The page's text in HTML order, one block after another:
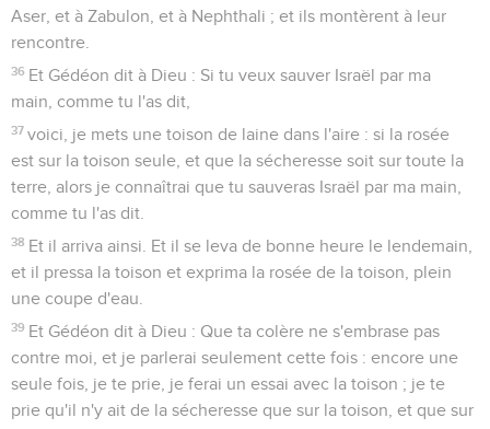
Aser, et à Zabulon, et à Nephthali ; et ils montèrent à leur
rencontre.
36 Et Gédéon dit à Dieu : Si tu veux sauver Israël par ma
main, comme tu l'as dit,
37 voici, je mets une toison de laine dans l'aire : si la rosée
est sur la toison seule, et que la sécheresse soit sur toute la
terre, alors je connaîtrai que tu sauveras Israël par ma main,
comme tu l'as dit.
38 Et il arriva ainsi. Et il se leva de bonne heure le lendemain,
et il pressa la toison et exprima la rosée de la toison, plein
une coupe d'eau.
39 Et Gédéon dit à Dieu : Que ta colère ne s'embrase pas
contre moi, et je parlerai seulement cette fois : encore une
seule fois, je te prie, je ferai un essai avec la toison ; je te
prie qu'il n'y ait de la sécheresse que sur la toison, et que sur